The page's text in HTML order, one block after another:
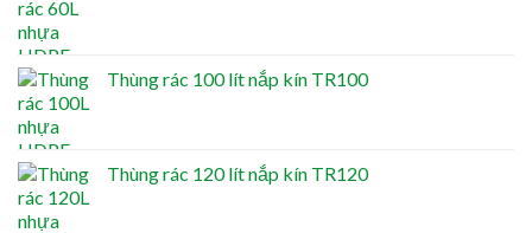
Thùng rác 100 lít nắp kín TR100
Thùng rác 120 lít nắp kín TR120